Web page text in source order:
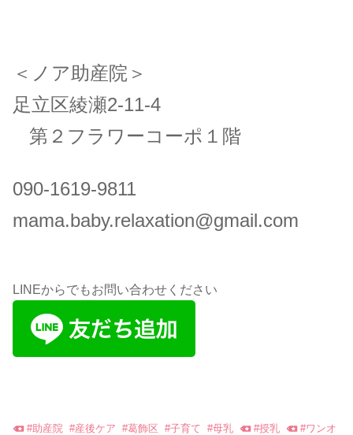
＜ノア助産院＞
足立区綾瀬2-11-4
第２フラワーコーポ１階
090-1619-9811
mama.baby.relaxation@gmail.com
LINEからでもお問い合わせください
#助産院 #産後ケア #葛飾区 #子育て #母乳 #授乳 #ワンオ